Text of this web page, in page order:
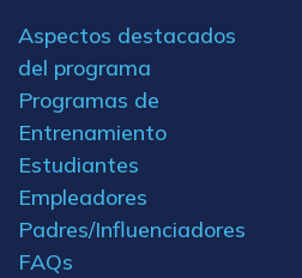
Aspectos destacados
del programa
Programas de
Entrenamiento
Estudiantes
Empleadores
Padres/Influenciadores
FAQs